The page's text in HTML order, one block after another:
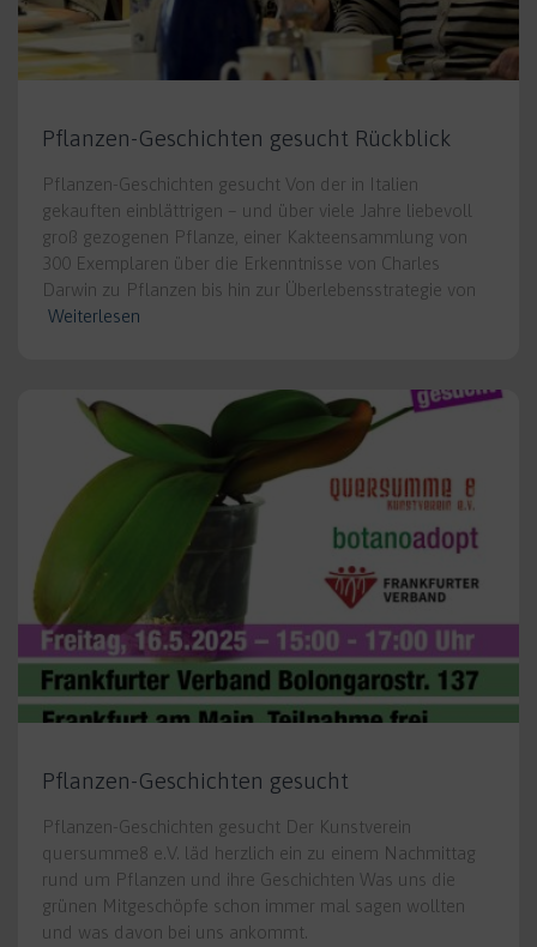
Pflanzen-Geschichten gesucht Rückblick
Pflanzen-Geschichten gesucht Von der in Italien
gekauften einblättrigen – und über viele Jahre liebevoll
groß gezogenen Pflanze, einer Kakteensammlung von
300 Exemplaren über die Erkenntnisse von Charles
Darwin zu Pflanzen bis hin zur Überlebensstrategie von
Weiterlesen
Pflanzen-Geschichten gesucht
Pflanzen-Geschichten gesucht Der Kunstverein
quersumme8 e.V. läd herzlich ein zu einem Nachmittag
rund um Pflanzen und ihre Geschichten Was uns die
grünen Mitgeschöpfe schon immer mal sagen wollten
und was davon bei uns ankommt.